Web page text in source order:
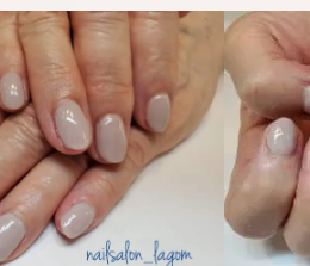
新
日
時
: